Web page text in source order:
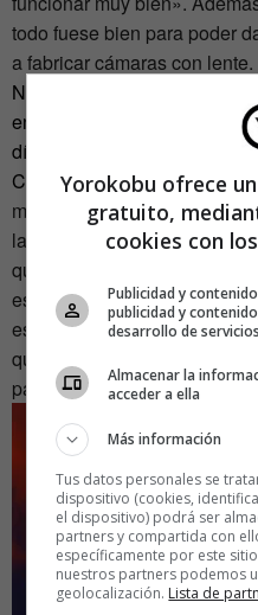
todo fuese bien para poder
a fabricar cámaras con lente.
Nopo es uno de los 100
en la próxima edición de
días 23, 24 y 25 de mayo en
Cañadas, esa nominación
mayor problema que
la crisis, sino las políticas
que no quieran que
es una pena porque hay
eso, la iniciativa de Zinc
que, de paso, sea un
para la ciudadanía», declara
Yorokobu ofrece
gratuito,
cookies con
Publicidad y
publicidad y
desarrollo de servicios
Almacenar la
acceder a ella
Más información
Tus datos personales se
dispositivo (cookies,
el dispositivo) podrá ser
partners y compartida con
específicamente por este
nuestros partners podemos
geolocalización. Lista de